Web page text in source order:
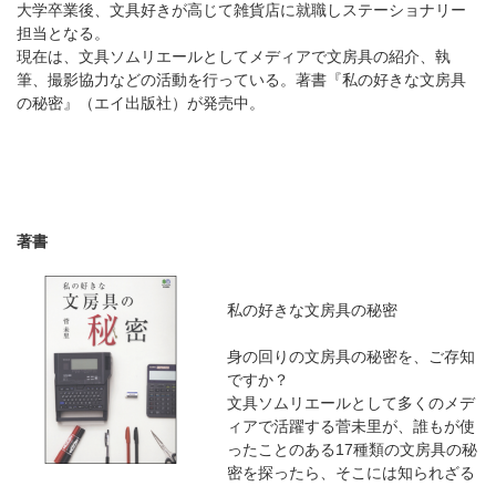
大学卒業後、文具好きが高じて雑貨店に就職しステーショナリー
担当となる。
現在は、文具ソムリエールとしてメディアで文房具の紹介、執
筆、撮影協力などの活動を行っている。著書『私の好きな文房具
の秘密』（エイ出版社）が発売中。
著書
私の好きな文房具の秘密
身の回りの文房具の秘密を、ご存知
ですか？
文具ソムリエールとして多くのメデ
ィアで活躍する菅未里が、誰もが使
ったことのある17種類の文房具の秘
密を探ったら、そこには知られざる